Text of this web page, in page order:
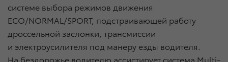
системе выбора режимов движения
ECO/NORMAL/SPORT, подстраивающей работу
дроссельной заслонки, трансмиссии
и электроусилителя под манеру езды водителя.
На бездорожье водителю ассистирует система Multi-